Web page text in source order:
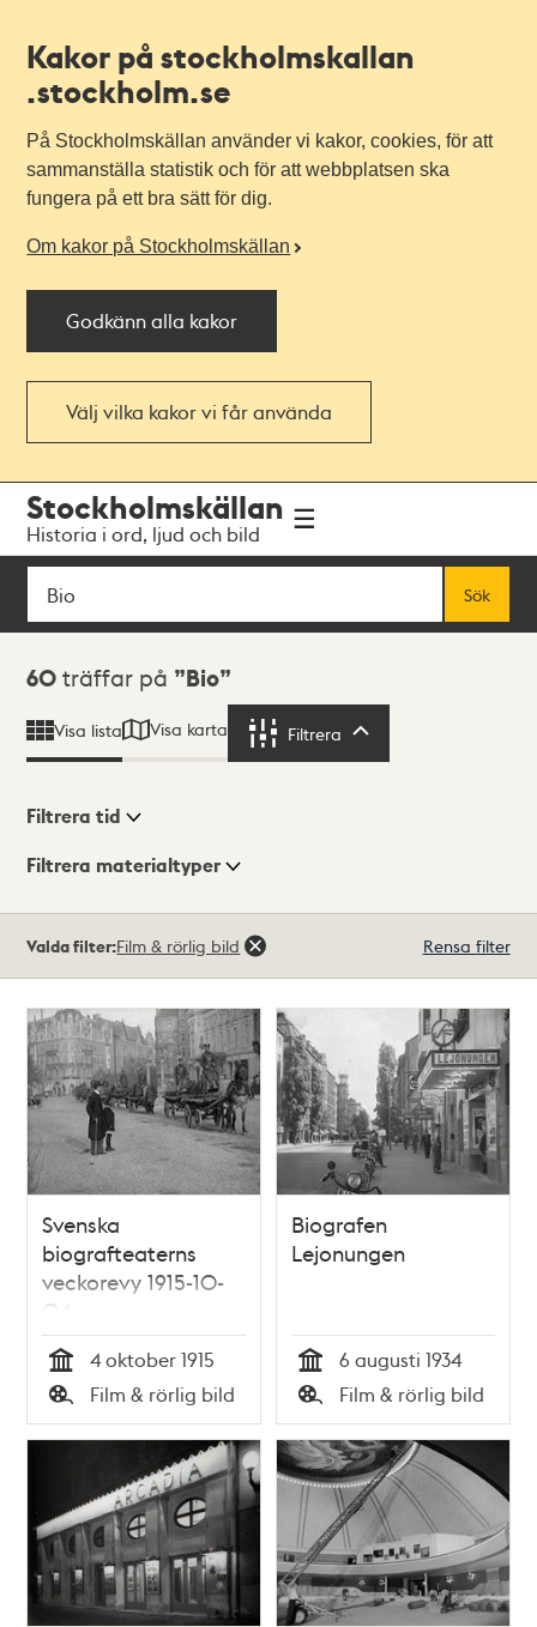
Kakor på stockholmskallan
.stockholm.se
På Stockholmskällan använder vi kakor, cookies, för att
sammanställa statistik och för att webbplatsen ska
fungera på ett bra sätt för dig.
Om kakor på Stockholmskällan
Godkänn alla kakor
Välj vilka kakor vi får använda
navigationen
huvudinnehållet
Stockholmskällan
Historia i ord, ljud och bild
Sök
Sök
Sökresultat
60 träffar på Bio
Visa lista Visa karta Filtrera
Visningsläge
Filtrera tid
Filtrera materialtyper
träffar
Valda filter:Film & rörlig bild Rensa filter
Svenska
biografteaterns
veckorevy 1915-10-
04
Tid
4 oktober 1915
Typ
Film & rörlig bild
Biografen
Lejonungen
Tid
6 augusti 1934
Typ
Film & rörlig bild